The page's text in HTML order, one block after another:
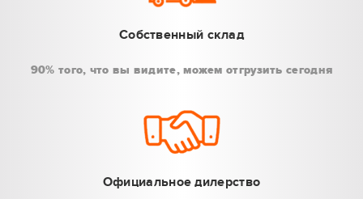
Собственный склад
90% того, что вы видите, можем отгрузить сегодня
Официальное дилерство